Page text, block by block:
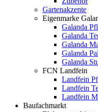
Gartenakzente
Eigenmarke
Galanda
Galanda
Galanda
Galanda
Galanda
FCN Landfein
Landfein
Landfein
Landfein
Baufachmarkt